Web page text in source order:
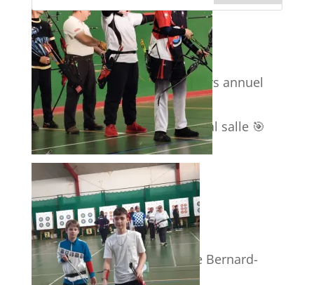
Articles récents
Organisation de notre concours annuel
🎯 Championnat départemental salle 🎯
Saint Sébastien
Tir d’Halloween
Première étape du Challenge Bernard-